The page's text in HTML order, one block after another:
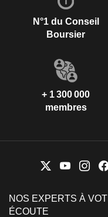
N°1 du Conseil
Boursier
+ 1 300 000
membres
NOS EXPERTS À
ÉCOUTE